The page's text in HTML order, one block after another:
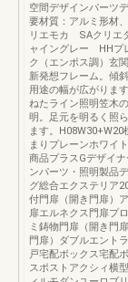
空間デザインパーツ
要材質：アルミ形材
リエモカ SAクリエ
ャイングレー HHプ
ク（エンボス調）玄
新発想フレーム。傾
用途の幅が広がりま
ねたライン照明笠木
明。足元を明るく照
ます。
まりプレーンホワイ
商品プラスGデザイ
ンパーツ・照明製品
グ総合エクステリア
付門扉（開き門扉）
扉エルネクス門扉プ
ミ鋳物門扉（開き門
門扉）ダブルエント
戸宅配ボックス宅配
スポストアクシィ横